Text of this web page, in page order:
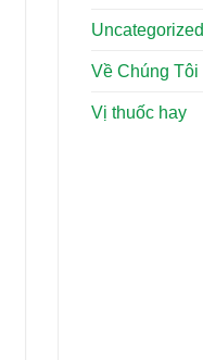
Uncategorized
Về Chúng Tôi
Vị thuốc hay